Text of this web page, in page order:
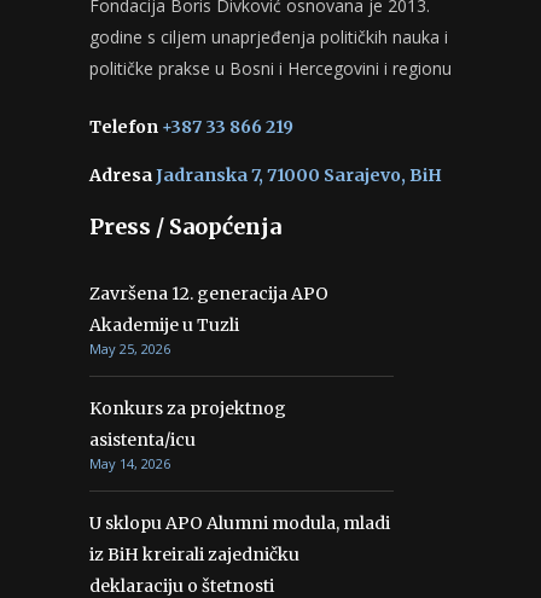
Fondacija Boris Divković osnovana je 2013.
godine s ciljem unaprjeđenja političkih nauka i
političke prakse u Bosni i Hercegovini i regionu
Telefon +387 33 866 219
AdresaJadranska 7, 71000 Sarajevo, BiH
Press / Saopćenja
Završena 12. generacija APO
Akademije u Tuzli
May 25, 2026
Konkurs za projektnog
asistenta/icu
May 14, 2026
U sklopu APO Alumni modula, mladi
iz BiH kreirali zajedničku
deklaraciju o štetnosti